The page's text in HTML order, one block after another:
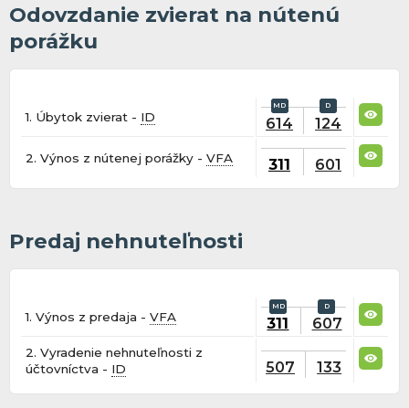
Odovzdanie zvierat na nútenú
porážku
1. Úbytok zvierat - ID 614 124
2. Výnos z nútenej porážky -VFA 311 601
Predaj nehnuteľnosti
1. Výnos z predaja -VFA 311 607
2. Vyradenie nehnuteľnosti z
účtovníctva - ID 507 133